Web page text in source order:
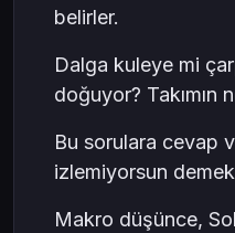
belirler.
Dalga kuleye mi
doğuyor? Takımın
Bu sorulara cevap
izlemiyorsun
Makro düşünce,